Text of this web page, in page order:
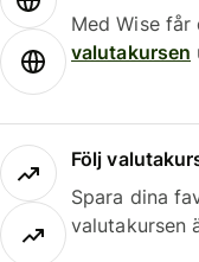
Med Wise får
valutakursen
Följ
Spara dina
valutakursen